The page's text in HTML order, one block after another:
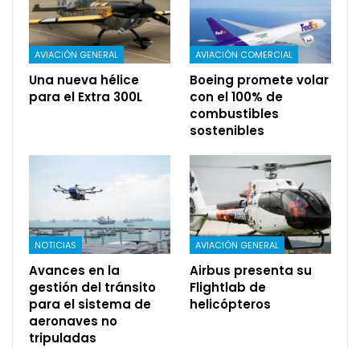
AVIACIÓN GENERAL
Una nueva hélice
para el Extra 300L
AVIACIÓN COMERCIAL
Boeing promete volar
con el 100% de
combustibles
sostenibles
NOTICIAS
Avances en la
gestión del tránsito
para el sistema de
aeronaves no
tripuladas
AVIACIÓN GENERAL
Airbus presenta su
Flightlab de
helicópteros